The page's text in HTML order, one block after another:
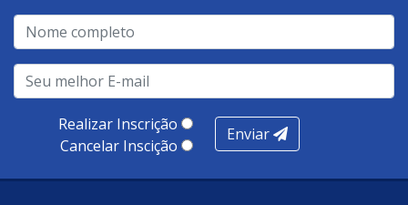
Realizar Inscrição
Cancelar Inscição
Enviar